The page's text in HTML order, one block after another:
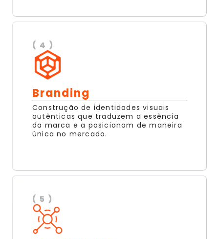
( 4 )
Branding
Construção de identidades visuais
autênticas que traduzem a essência
da marca e a posicionam de maneira
única no mercado.
( 5 )